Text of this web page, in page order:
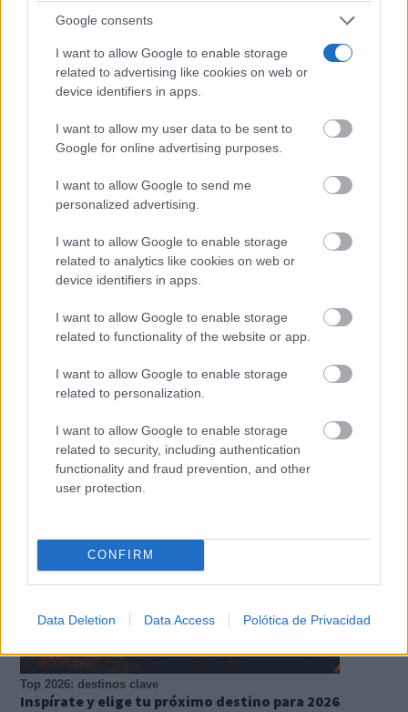
Google consents
I want to allow Google to enable storage
related to advertising like cookies on web or
device identifiers in apps.
I want to allow my user data to be sent to
Google for online advertising purposes.
I want to allow Google to send me
personalized advertising.
I want to allow Google to enable storage
related to analytics like cookies on web or
device identifiers in apps.
I want to allow Google to enable storage
related to functionality of the website or app.
I want to allow Google to enable storage
related to personalization.
I want to allow Google to enable storage
related to security, including authentication
functionality and fraud prevention, and other
user protection.
CONFIRM
Data Deletion Data Access Polótica de Privacidad
un episodio térmico intenso en plena Mancha
ciudadrealeña.
TE RECOMENDAMOS
Corepunk MMORPG
Un verdadero MMORPG de la vieja escuela ¡Cómo los
de antes, pero mejor!
Top 2026: destinos clave
Inspírate y elige tu próximo destino para 2026